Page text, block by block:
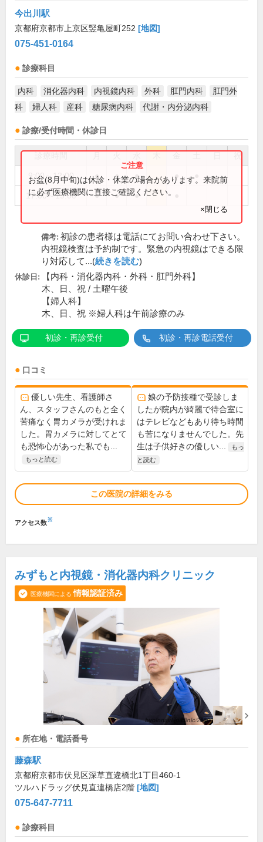
今出川駅
京都府京都市上京区竪亀屋町252 [地図]
075-451-0164
診療科目
内科 消化器内科 内視鏡内科 外科 肛門内科
肛門外
科
婦人科 産科 糖尿病内科 代謝・内分泌内科
診療/受付時間・休診日
祝
9:00～12:00 ● ● ● ●
17:00～19:00 ● ● ●
お盆(8月中旬)は休診・休業の場合があります。来院前
に必ず医療機関に直接ご確認ください。
×閉じる
備考: 初診の患者様は電話にてお問い合わせ下さい。
内視鏡検査は予約制です。緊急の内視鏡はできる限
り対応して...(続きを読む)
休診日:
【内科・消化器内科・外科・肛門外科】
木、日、祝 / 土曜午後
【婦人科】
木、日、祝 ※婦人科は午前診療のみ
初診・再診受付 初診・再診電話受付
口コミ
優しい先生、看護師さ
ん、スタッフさんのもと全く
苦痛なく胃カメラが受けれま
した。胃カメラに対してとて
も恐怖心があった私でも...
もっと読む
娘の予防接種で受診しま
したが院内が綺麗で待合室に
はテレビなどもあり待ち時間
も苦になりませんでした。先
生は子供好きの優しい...
もっ
と読む
この医院の詳細をみる
アクセス数※
みずもと内視鏡・消化器内科クリニック
医療機関による 情報認証済み
所在地・電話番号
藤森駅
京都府京都市伏見区深草直違橋北1丁目460-1
ツルハドラッグ伏見直違橋店2階 [地図]
075-647-7711
診療科目